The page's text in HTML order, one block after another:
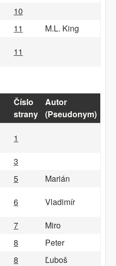
10
11
M.L. King
11
Číslo
strany
Autor
(Pseudonym)
1
3
5
Marián
6
Vladimír
7
Miro
8
Peter
8 Ľuboš